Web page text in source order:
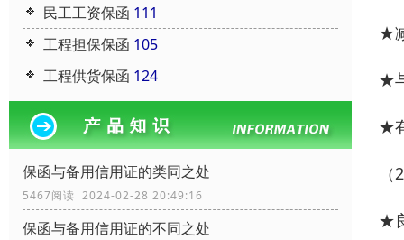
民工工资保函 111
工程担保保函 105
工程供货保函 124
保函与备用信用证的类同之处
5467阅读 2024-02-28 20:49:16
保函与备用信用证的不同之处
★
★
★
★